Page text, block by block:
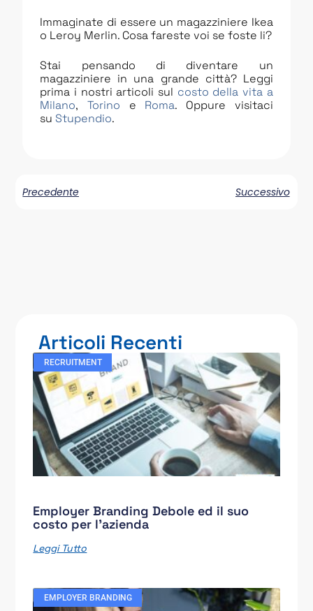
Immaginate di essere un magazziniere Ikea
o Leroy Merlin. Cosa fareste voi se foste li?
Stai pensando di diventare un
magazziniere in una grande città? Leggi
prima i nostri articoli sul costo della vita a
Milano,Torino e Roma. Oppure visitaci
suStupendio.
Precedente Successivo
Articoli Recenti
RECRUITMENT
Employer Branding Debole ed il suo
costo per l’azienda
Leggi Tutto
EMPLOYER BRANDING